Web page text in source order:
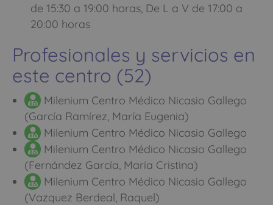
de 15:30 a 19:00 horas, De L a V de 17:00 a
20:00 horas
Profesionales y servicios en
este centro (52)
Milenium Centro Médico Nicasio Gallego
(García Ramírez, María Eugenia)
Milenium Centro Médico Nicasio Gallego
Milenium Centro Médico Nicasio Gallego
(Fernández García, María Cristina)
Milenium Centro Médico Nicasio Gallego
(Vazquez Berdeal, Raquel)